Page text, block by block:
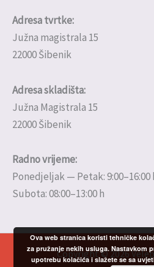
Adresa tvrtke:
Južna magistrala 15
22000 Šibenik
Adresa skladišta:
Južna Magistrala 15
22000 Šibenik
Radno vrijeme:
Ponedjeljak — Petak: 9:00–16:00
Subota: 08:00–13:00 h
Copyright © 2026
Ova web stranica koristi tehničke
za pružanje nekih usluga. Nastavkom
upotrebu kolačića i slažete se sa